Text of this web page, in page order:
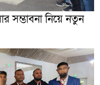
সম্ভাবনা নিয়ে নতুন